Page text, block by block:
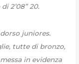
2’08” 20.
juniores.
tutte di bronzo,
in evidenza